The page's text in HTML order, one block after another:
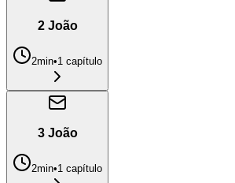
2 João
2min•1 capítulo
3 João
2min•1 capítulo